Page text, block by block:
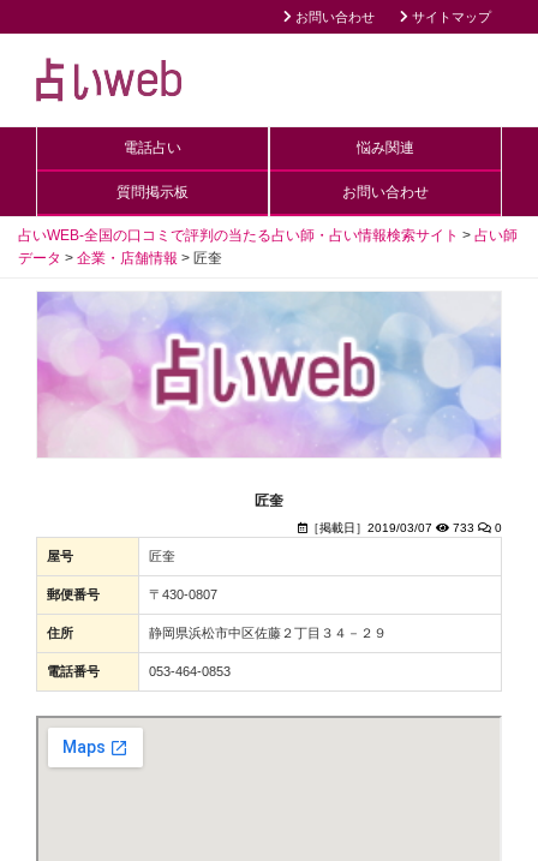
お問い合わせ サイトマップ
電話占い 悩み関連
質問掲示板 お問い合わせ
占いWEB-全国の口コミで評判の当たる占い師・占い情報検索サイト > 占い師
データ > 企業・店舗情報 > 匠奎
匠奎
［掲載日］2019/03/07 733 0
屋号 匠奎
郵便番号 〒430-0807
住所 静岡県浜松市中区佐藤２丁目３４－２９
電話番号 053-464-0853